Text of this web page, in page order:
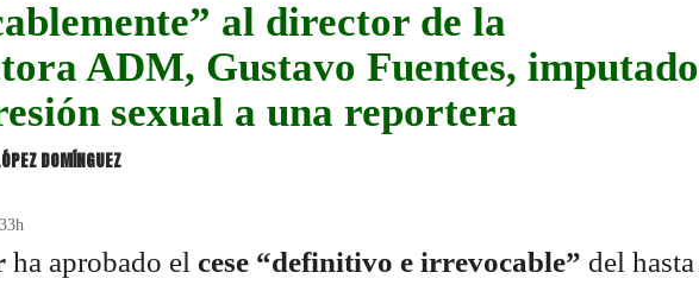
al director de la
ADM, Gustavo Fuentes, imputado
sexual a una reportera
DOMÍNGUEZ
ha aprobado el cese “definitivo e irrevocable” del hasta